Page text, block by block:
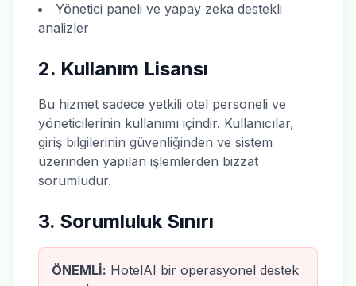
Yönetici paneli ve yapay zeka destekli
analizler
2. Kullanım Lisansı
Bu hizmet sadece yetkili otel personeli ve
yöneticilerinin kullanımı içindir. Kullanıcılar,
giriş bilgilerinin güvenliğinden ve sistem
üzerinden yapılan işlemlerden bizzat
sorumludur.
3. Sorumluluk Sınırı
ÖNEMLİ: HotelAI bir operasyonel destek